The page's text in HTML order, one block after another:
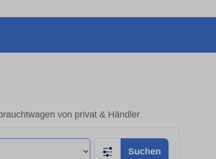
von privat & Händler
Suchen